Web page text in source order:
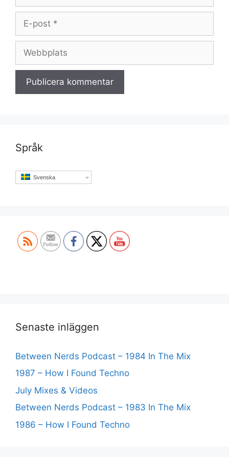
post
Språk
Svenska
Senaste inläggen
Between Nerds Podcast – 1984 In The Mix
1987 – How I Found Techno
July Mixes & Videos
Between Nerds Podcast – 1983 In The Mix
1986 – How I Found Techno